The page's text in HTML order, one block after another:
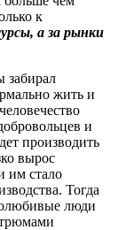
к
а за рынки
забирал
жить и
и
производить
вырос
им стало
Тогда
люди